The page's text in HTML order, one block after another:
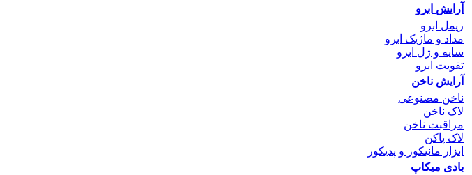
آرایش ابرو
ریمل ابرو
مداد و ماژیک ابرو
سایه و ژل ابرو
تقویت ابرو
آرایش ناخن
ناخن مصنوعی
لاک ناخن
مراقبت ناخن
لاک پاکن
ابزار مانیکور و پدیکور
بادی میکاپ